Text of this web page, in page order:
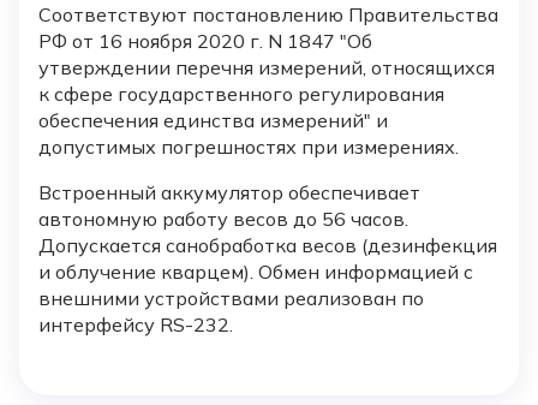
Соответствуют постановлению Правительства
РФ от 16 ноября 2020 г. N 1847 "Об
утверждении перечня измерений, относящихся
к сфере государственного регулирования
обеспечения единства измерений" и
допустимых погрешностях при измерениях.
Встроенный аккумулятор обеспечивает
автономную работу весов до 56 часов.
Допускается санобработка весов (дезинфекция
и облучение кварцем). Обмен информацией с
внешними устройствами реализован по
интерфейсу RS-232.